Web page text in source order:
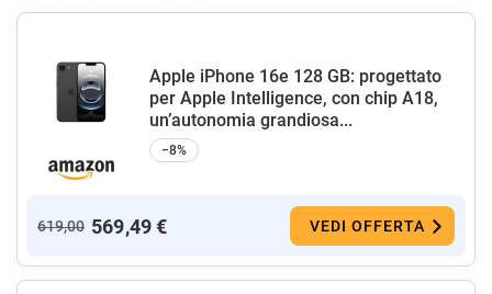
Apple iPhone 16e 128 GB: progettato
per Apple Intelligence, con chip A18,
un’autonomia grandiosa...
−8%
619,00 569,49 € VEDI OFFERTA